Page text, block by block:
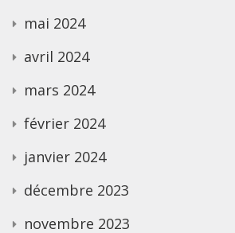
mai 2024
avril 2024
mars 2024
février 2024
janvier 2024
décembre 2023
novembre 2023